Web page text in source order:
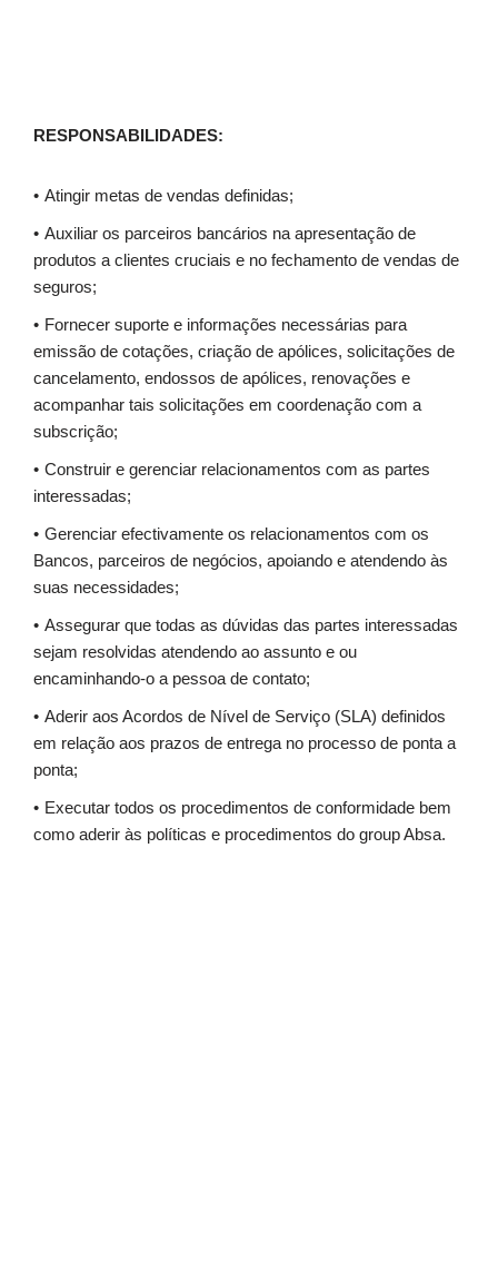
RESPONSABILIDADES:
Atingir metas de vendas definidas;
Auxiliar os parceiros bancários na apresentação de
produtos a clientes cruciais e no fechamento de vendas de
seguros;
Fornecer suporte e informações necessárias para
emissão de cotações, criação de apólices, solicitações de
cancelamento, endossos de apólices, renovações e
acompanhar tais solicitações em coordenação com a
subscrição;
Construir e gerenciar relacionamentos com as partes
interessadas;
Gerenciar efectivamente os relacionamentos com os
Bancos, parceiros de negócios, apoiando e atendendo às
suas necessidades;
Assegurar que todas as dúvidas das partes interessadas
sejam resolvidas atendendo ao assunto e ou
encaminhando-o a pessoa de contato;
Aderir aos Acordos de Nível de Serviço (SLA) definidos
em relação aos prazos de entrega no processo de ponta a
ponta;
Executar todos os procedimentos de conformidade bem
como aderir às políticas e procedimentos do group Absa.